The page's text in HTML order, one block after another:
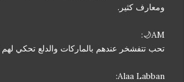
ومعارف كثير.
AM🌙:
تحب تتفشخر عندهم بالماركات والدلع تحكي
Alaa Labban: